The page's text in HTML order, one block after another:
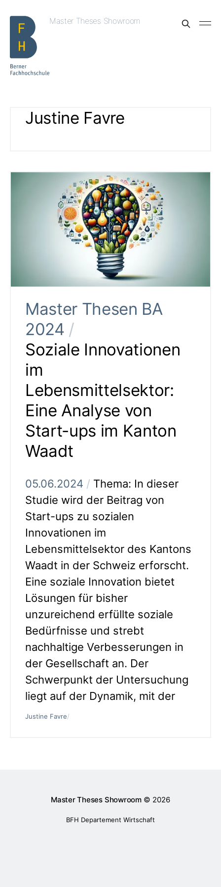
Master Theses Showroom
Justine Favre
Master Thesen BA
2024 /
Soziale Innovationen
im
Lebensmittelsektor:
Eine Analyse von
Start-ups im Kanton
Waadt
05.06.2024 / Thema: In dieser
Studie wird der Beitrag von
Start-ups zu sozialen
Innovationen im
Lebensmittelsektor des Kantons
Waadt in der Schweiz erforscht.
Eine soziale Innovation bietet
Lösungen für bisher
unzureichend erfüllte soziale
Bedürfnisse und strebt
nachhaltige Verbesserungen in
der Gesellschaft an. Der
Schwerpunkt der Untersuchung
liegt auf der Dynamik, mit der
Justine Favre/
Master Theses Showroom © 2026
BFH Departement Wirtschaft